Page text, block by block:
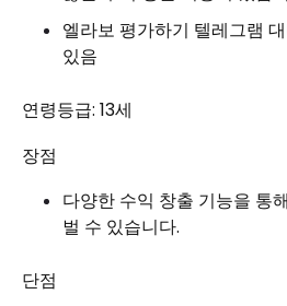
엘라보 평가하기 텔레그램
있음
연령등급: 13세
장점
다양한 수익 창출 기능을 통
벌 수 있습니다.
단점